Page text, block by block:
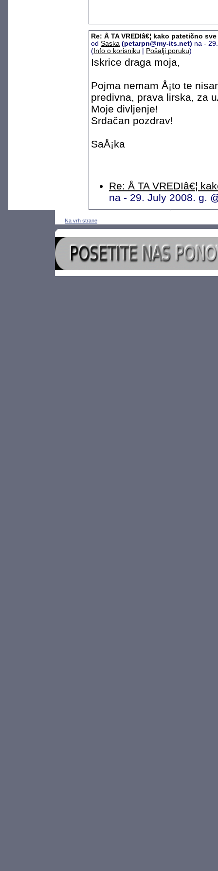
Re: Å TA VREDIâ€¦ kako patetično
od Saska (petarpn@my-its.net) na -
( Info o korisniku Pošalji poruku)
Iskrice draga moja,
Pojma nemam Å¡to te
predivna, prava lirska, za
Moje divljenje!
Srdačan pozdrav!
SaÅ¡ka
Re: Å TA VREDIâ€¦
na - 29. July 2008. g.
Na vrh strane